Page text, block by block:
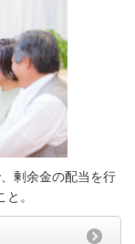
剰余金の配当を行
と。